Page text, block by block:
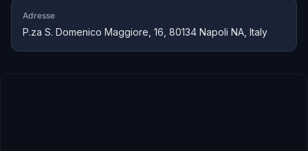
Adresse
P.za S. Domenico Maggiore, 16, 80134 Napoli NA, Italy